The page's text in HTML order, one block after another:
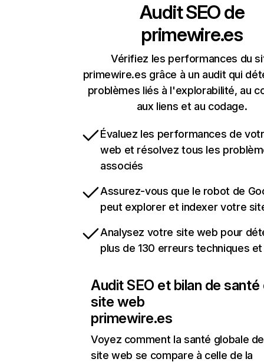
Audit SEO de
primewire.es
Vérifiez les performances du
primewire.es grâce à un audit qui
problèmes liés à l'explorabilité, au
aux liens et au codage.
Évaluez les performances de
web et résolvez tous les
associés
Assurez-vous que le robot de
peut explorer et indexer votre
Analysez votre site web pour
plus de 130 erreurs techniques et
Audit SEO et bilan de santé
site web
primewire.es
Voyez comment la santé globale
site web se compare à celle de la